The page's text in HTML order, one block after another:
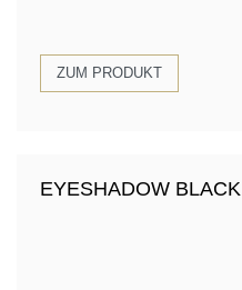
ZUM PRODUKT
EYESHADOW BLACK